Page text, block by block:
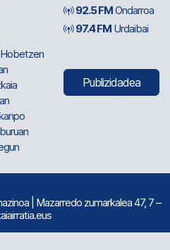
92.5 FMOndarroa
97.4 FM Urdaibai
Publizidadea
| Mazarredo zumarkalea 47, 7 –